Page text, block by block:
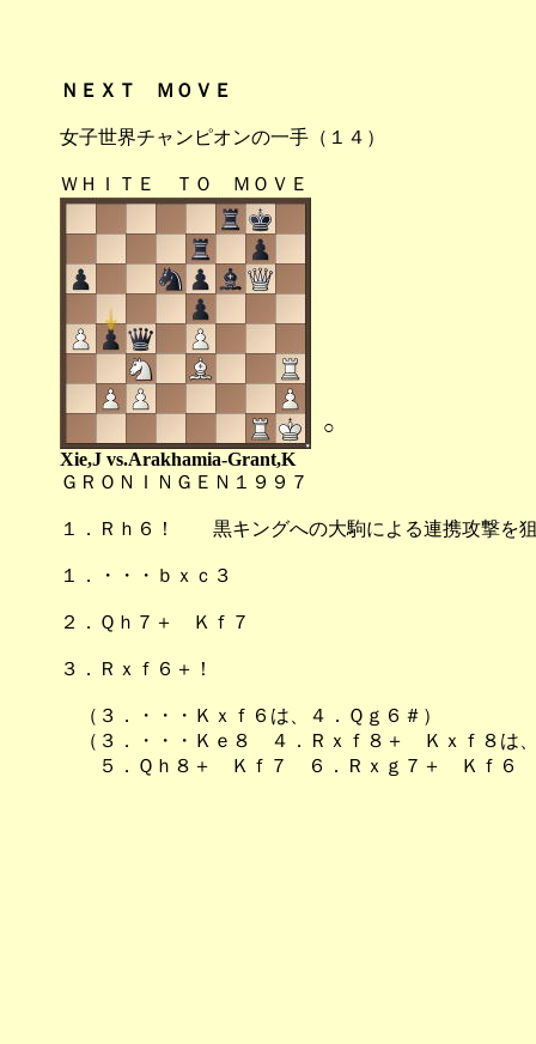
ＮＥＸＴ ＭＯＶＥ
女子世界チャンピオンの一手（１４）
ＷＨＩＴＥ ＴＯ ＭＯＶＥ
Xie,J vs.Arakhamia-Grant,K
ＧＲＯＮＩＮＧＥＮ１９９７
１．Ｒｈ６！ 黒キングへの大駒による連携攻撃を
１．・・・ｂｘｃ３
２．Ｑｈ７＋ Ｋｆ７
３．Ｒｘｆ６＋！
（３．・・・Ｋｘｆ６は、４．Ｑｇ６＃）
（３．・・・Ｋｅ８ ４．Ｒｘｆ８＋ Ｋｘｆ８は
５．Ｑｈ８＋ Ｋｆ７ ６．Ｒｘｇ７＋ Ｋｆ６ ７
○